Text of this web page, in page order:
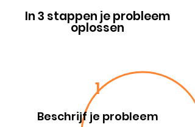
In 3 stappen je probleem
oplossen
1
Beschrijf je probleem